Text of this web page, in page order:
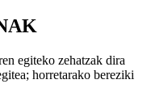
egiteko zehatzak dira
horretarako bereziki